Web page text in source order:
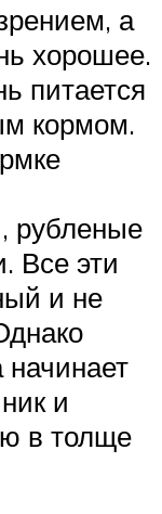
а
хорошее.
питается
кормом.
рубленые
Все эти
и не
и
в толще